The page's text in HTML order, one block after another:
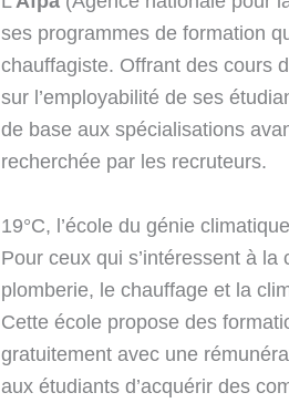
ses programmes de formation
chauffagiste. Offrant des cours
sur l’employabilité de ses
de base aux spécialisations
recherchée par les recruteurs.
19°C, l’école du génie climatique
Pour ceux qui s’intéressent à
plomberie, le chauffage et la
Cette école propose des
gratuitement avec une
aux étudiants d’acquérir des